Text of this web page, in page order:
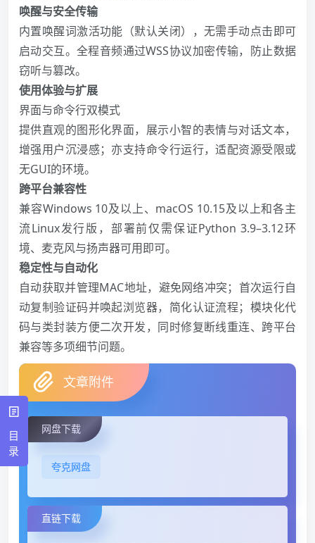
唤醒与安全传输
内置唤醒词激活功能（默认关闭），无需手动点击即可
启动交互。全程音频通过WSS协议加密传输，防止数据
窃听与篡改。
使用体验与扩展
界面与命令行双模式
提供直观的图形化界面，展示小智的表情与对话文本，
增强用户沉浸感；亦支持命令行运行，适配资源受限或
无GUI的环境。
跨平台兼容性
兼容Windows 10及以上、macOS 10.15及以上和各主
流Linux发行版，部署前仅需保证Python 3.9–3.12环
境、麦克风与扬声器可用即可。
稳定性与自动化
自动获取并管理MAC地址，避免网络冲突；首次运行自
动复制验证码并唤起浏览器，简化认证流程；模块化代
码与类封装方便二次开发，同时修复断线重连、跨平台
兼容等多项细节问题。
文章附件
网盘下载
夸克网盘
直链下载
目
录